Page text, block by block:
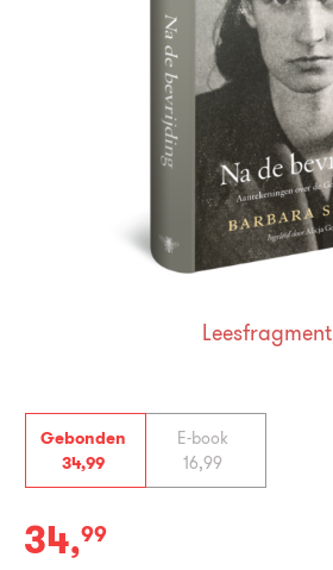
Gebonden
34,99
E-book
16,99
Gebonden:
34,99
Leesfragment